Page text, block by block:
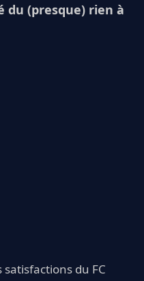
du (presque) rien à
du FC